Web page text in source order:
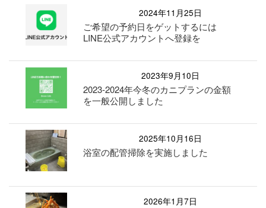
2024年11月25日
ご希望の予約日をゲットするには
LINE公式アカウントへ登録を
2023年9月10日
2023-2024年今冬のカニプランの金額
を一般公開しました
2025年10月16日
浴室の配管掃除を実施しました
2026年1月7日